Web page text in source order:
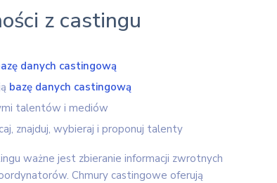
z castingu
danych castingową
bazę danych castingową
talentów i mediów
znajduj, wybieraj i proponuj talenty
ważne jest zbieranie informacji zwrotnych
Chmury castingowe oferują